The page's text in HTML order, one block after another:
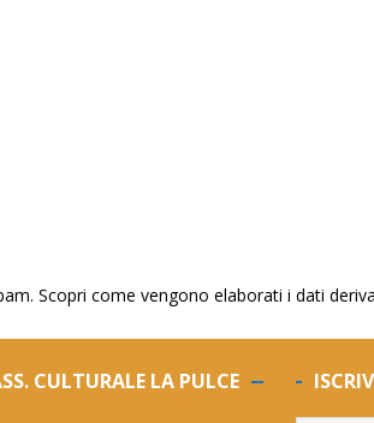
Scopri come vengono elaborati i dati
CULTURALE LA PULCE